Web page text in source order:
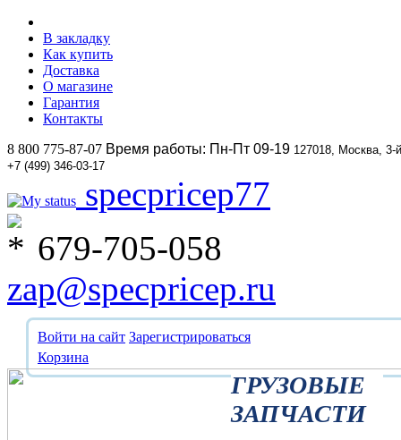
В закладку
Как купить
Доставка
О магазине
Гарантия
Контакты
8 800 775-87-07 Время работы: Пн-Пт 09-19 127018, Москва,
+7 (499) 346-03-17
specpricep77
679-705-058
zap@specpricep.ru
Войти на сайт Зарегистрироваться
Корзина
ГРУЗОВЫЕ
ЗАПЧАСТИ